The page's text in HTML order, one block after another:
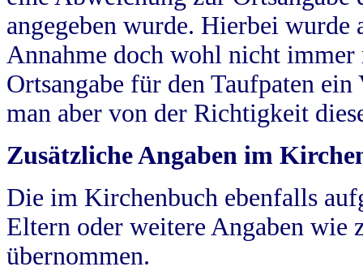
angegeben wurde. Hierbei wurde
Annahme doch wohl nicht
Ortsangabe für den Taufpaten
man aber von der Richtigkeit
Zusätzliche Angaben im
Die im Kirchenbuch ebenfalls
Eltern oder weitere Angaben wie
übernommen.